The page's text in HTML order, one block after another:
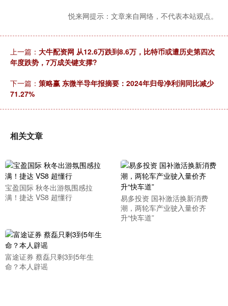
悦来网提示：文章来自网络，不代表本站观点。
上一篇： 大牛配资网 从12.6万跌到8.6万，比特币或遭历史第四次
年度跌势，7万成关键支撑?
下一篇： 策略赢 东微半导年报摘要：2024年归母净利润同比减少
71.27%
相关文章
宝盈国际 秋冬出游氛围感拉
满！捷达 VS8 超懂行
易多投资 国补激活换新消费
潮，两轮车产业驶入量价齐
升“快车道”
富途证券 蔡磊只剩3到5年生
命？本人辟谣